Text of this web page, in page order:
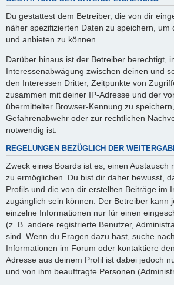
Du gestattest dem Betreiber, die von dir
näher spezifizierten Daten zu speichern, um
und anbieten zu können.
Darüber hinaus ist der Betreiber berechtigt,
Interessenabwägung zwischen deinen und
den Interessen Dritter, Zeitpunkte von
zusammen mit deiner IP-Adresse und der
übermittelter Browser-Kennung zu
Gefahrenabwehr oder zur rechtlichen
notwendig ist.
REGELUNGEN BEZÜGLICH DER
Zweck eines Boards ist es, einen Austausch
zu ermöglichen. Du bist dir daher bewusst,
Profils und die von dir erstellten Beiträge im
zugänglich sein können. Der Betreiber kann
einzelne Informationen nur für einen
(z. B. andere registrierte Benutzer,
sind. Wenn du Fragen dazu hast, suche
Informationen im Forum oder kontaktiere
Adresse aus deinem Profil ist dabei jedoch
und von ihm beauftragte Personen